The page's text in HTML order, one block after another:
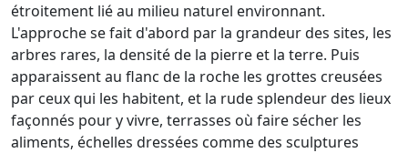
étroitement lié au milieu naturel environnant.
L'approche se fait d'abord par la grandeur des sites, les
arbres rares, la densité de la pierre et la terre. Puis
apparaissent au flanc de la roche les grottes creusées
par ceux qui les habitent, et la rude splendeur des lieux
façonnés pour y vivre, terrasses où faire sécher les
aliments, échelles dressées comme des sculptures